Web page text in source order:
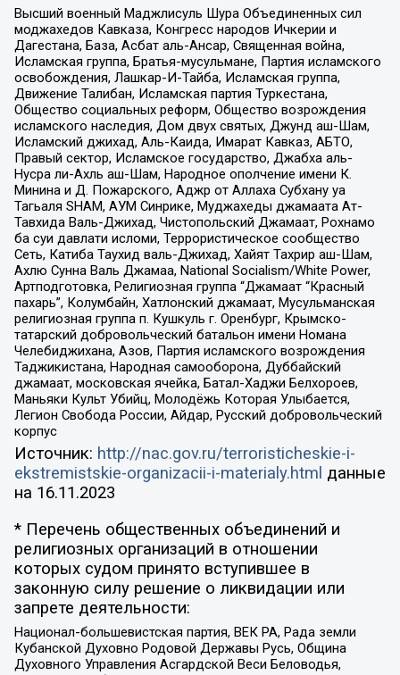
Высший военный Маджлисуль Шура Объединенных сил
моджахедов Кавказа, Конгресс народов Ичкерии и
Дагестана, База, Асбат аль-Ансар, Священная война,
Исламская группа, Братья-мусульмане, Партия исламского
освобождения, Лашкар-И-Тайба, Исламская группа,
Движение Талибан, Исламская партия Туркестана,
Общество социальных реформ, Общество возрождения
исламского наследия, Дом двух святых, Джунд аш-Шам,
Исламский джихад, Аль-Каида, Имарат Кавказ, АБТО,
Правый сектор, Исламское государство, Джабха аль-
Нусра ли-Ахль аш-Шам, Народное ополчение имени К.
Минина и Д. Пожарского, Аджр от Аллаха Субхану уа
Тагьаля SHAM, АУМ Синрике, Муджахеды джамаата Ат-
Тавхида Валь-Джихад, Чистопольский Джамаат, Рохнамо
ба суи давлати исломи, Террористическое сообщество
Сеть, Катиба Таухид валь-Джихад, Хайят Тахрир аш-Шам,
Ахлю Сунна Валь Джамаа, National Socialism/White Power,
Артподготовка, Религиозная группа “Джамаат “Красный
пахарь”, Колумбайн, Хатлонский джамаат, Мусульманская
религиозная группа п. Кушкуль г. Оренбург, Крымско-
татарский добровольческий батальон имени Номана
Челебиджихана, Азов, Партия исламского возрождения
Таджикистана, Народная самооборона, Дуббайский
джамаат, московская ячейка, Батал-Хаджи Белхороев,
Маньяки Культ Убийц, Молодёжь Которая Улыбается,
Легион Свобода России, Айдар, Русский добровольческий
корпус
Источник: http://nac.gov.ru/terroristicheskie-i-
ekstremistskie-organizacii-i-materialy.html данные
на 16.11.2023
* Перечень общественных объединений и
религиозных организаций в отношении
которых судом принято вступившее в
законную силу решение о ликвидации или
запрете деятельности:
Национал-большевистская партия, ВЕК РА, Рада земли
Кубанской Духовно Родовой Державы Русь, Община
Духовного Управления Асгардской Веси Беловодья,